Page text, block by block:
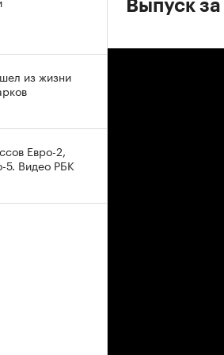
Выпуск
из жизни
Евро-2,
5. Видео РБК